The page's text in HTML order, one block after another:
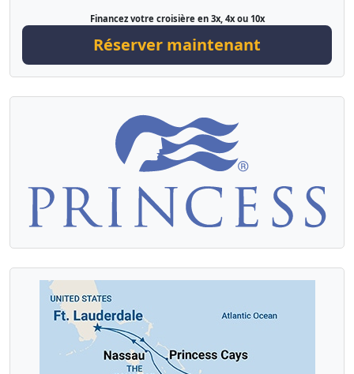
Financez votre croisière en 3x, 4x ou 10x
Réserver maintenant